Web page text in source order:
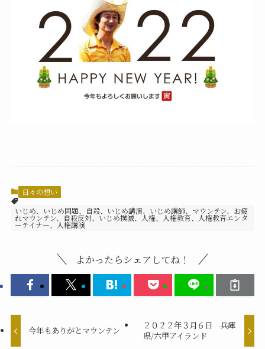
日々の想い
いじめ、いじめ問題、自殺、いじめ講演、いじめ講師、マウンテン、お疲
れマウンテン、自殺反対、いじめ撲滅、人権、人権教育、人権教育エンタ
ーテイナー、人権講演
よかったらシェアしてね！
今年もありがとマウンテン
２０２２年３月６日 兵庫
県/六甲アイランド